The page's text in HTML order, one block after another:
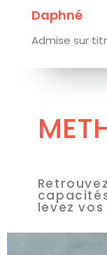
Éloi
Admis à l’ESCP
levez